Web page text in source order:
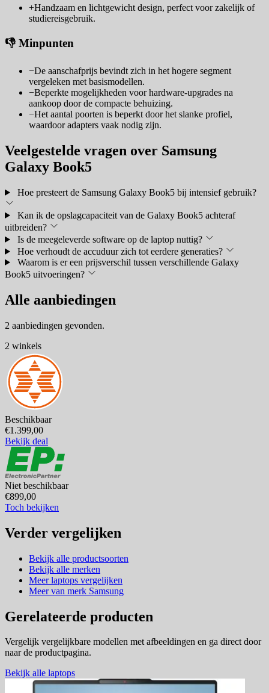
+Handzaam en lichtgewicht design, perfect voor zakelijk of
studiereisgebruik.
👎 Minpunten
−De aanschafprijs bevindt zich in het hogere segment
vergeleken met basismodellen.
−Beperkte mogelijkheden voor hardware-upgrades na
aankoop door de compacte behuizing.
−Het aantal poorten is beperkt door het slanke profiel,
waardoor adapters vaak nodig zijn.
Veelgestelde vragen over Samsung
Galaxy Book5
Hoe presteert de Samsung Galaxy Book5 bij intensief gebruik?
Kan ik de opslagcapaciteit van de Galaxy Book5 achteraf
uitbreiden?
Is de meegeleverde software op de laptop nuttig?
Hoe verhoudt de accuduur zich tot eerdere generaties?
Waarom is er een prijsverschil tussen verschillende Galaxy
Book5 uitvoeringen?
Alle aanbiedingen
2 aanbiedingen gevonden.
2 winkels
Beschikbaar
€1.399,00
Bekijk deal
Niet beschikbaar
€899,00
Toch bekijken
Verder vergelijken
Bekijk alle productsoorten
Bekijk alle merken
Meer laptops vergelijken
Meer van merk Samsung
Gerelateerde producten
Vergelijk vergelijkbare modellen met afbeeldingen en ga direct door
naar de productpagina.
Bekijk alle laptops